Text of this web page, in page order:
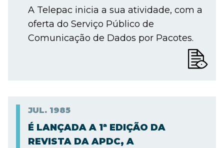
A Telepac inicia a sua atividade, com a
oferta do Serviço Público de
Comunicação de Dados por Pacotes.
JUL. 1985
É LANÇADA A 1ª EDIÇÃO DA
REVISTA DA APDC, A